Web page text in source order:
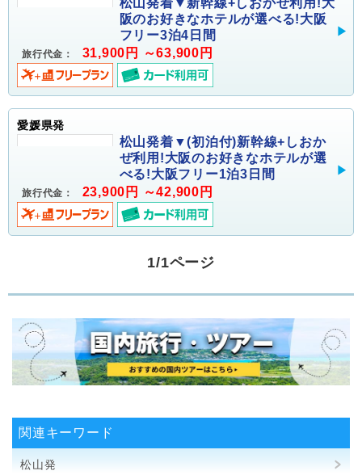
阪のお好きなホテルが選べる!大阪
フリー3泊4日間
旅行代金： 31,900円 ～63,900円
愛媛県発
松山発着▼(初泊付)新幹線+しおか
ぜ利用!大阪のお好きなホテルが選
べる!大阪フリー1泊3日間
旅行代金： 23,900円 ～42,900円
1/1ページ
関連キーワード
松山発